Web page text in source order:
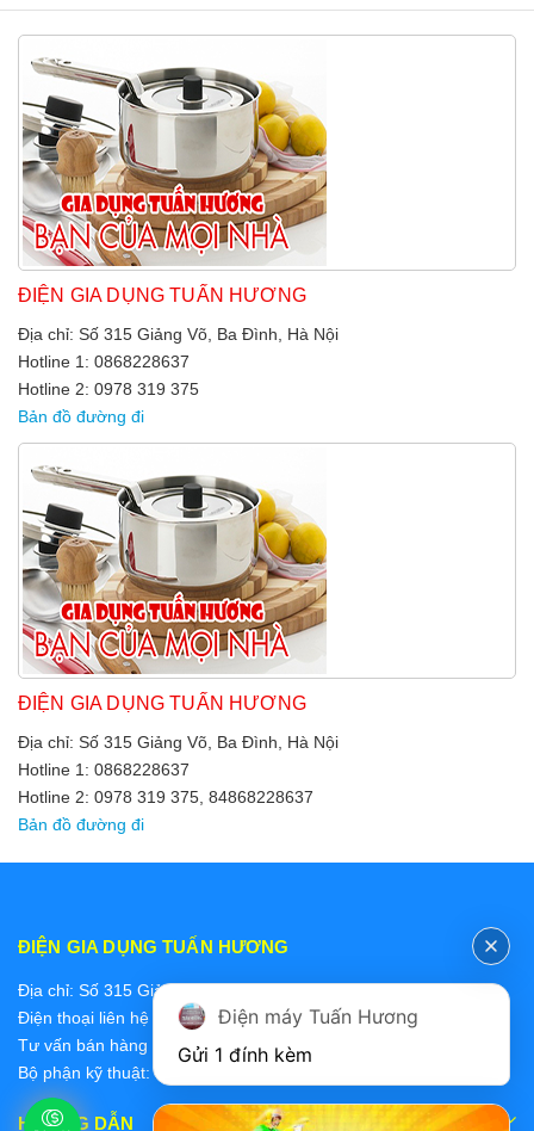
ĐIỆN GIA DỤNG TUẤN HƯƠNG
Địa chỉ: Số 315 Giảng Võ, Ba Đình, Hà Nội
Hotline 1: 0868228637
Hotline 2: 0978 319 375
Bản đồ đường đi
ĐIỆN GIA DỤNG TUẤN HƯƠNG
Địa chỉ: Số 315 Giảng Võ, Ba Đình, Hà Nội
Hotline 1: 0868228637
Hotline 2: 0978 319 375, 84868228637
Bản đồ đường đi
ĐIỆN GIA DỤNG TUẤN HƯƠNG
Địa chỉ: Số 315 Giảng Võ, Ba Đình, Hà Nội
Điện thoại liên hệ các bộ phận:
Tư vấn bán hàng 2: 0868228637
Bộ phận kỹ thuật: 0978 319 375
HƯỚNG DẪN
Điện máy Tuấn Hương
Gửi 1 đính kèm